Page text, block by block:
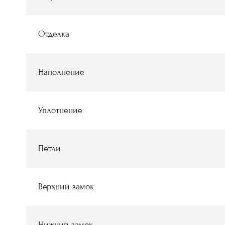
Отделка
Наполнение
Уплотнение
Петли
Верхний замок